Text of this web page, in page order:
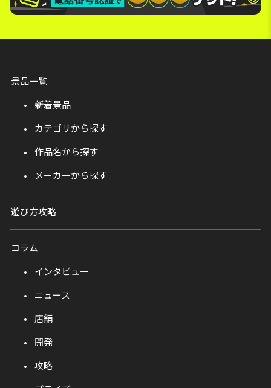
景品一覧
新着景品
カテゴリから探す
作品名から探す
メーカーから探す
遊び方攻略
コラム
インタビュー
ニュース
店舗
開発
攻略